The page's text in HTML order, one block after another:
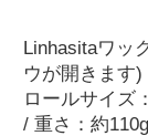
Linhasitaワッ
ウが開きます)
ロールサイズ
/ 重さ：約